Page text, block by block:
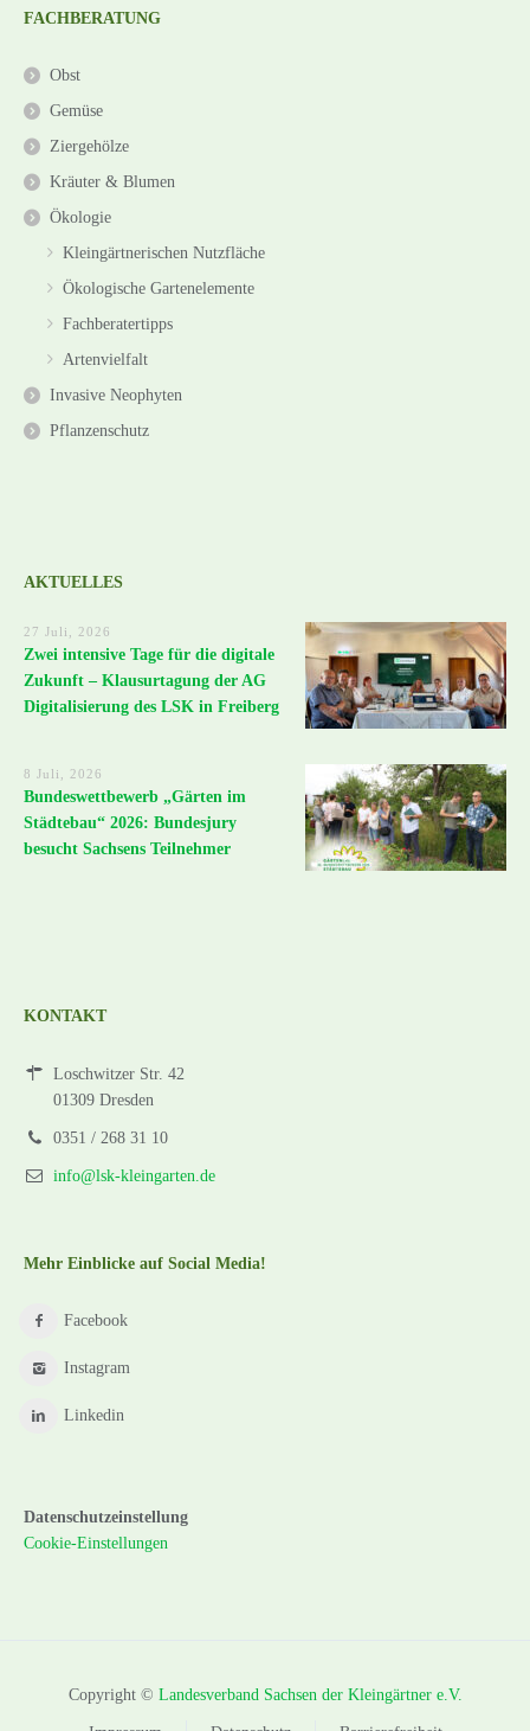
FACHBERATUNG
Obst
Gemüse
Ziergehölze
Kräuter & Blumen
Ökologie
Kleingärtnerischen Nutzfläche
Ökologische Gartenelemente
Fachberatertipps
Artenvielfalt
Invasive Neophyten
Pflanzenschutz
AKTUELLES
27 Juli, 2026
Zwei intensive Tage für die digitale
Zukunft – Klausurtagung der AG
Digitalisierung des LSK in Freiberg
8 Juli, 2026
Bundeswettbewerb „Gärten im
Städtebau“ 2026: Bundesjury
besucht Sachsens Teilnehmer
KONTAKT
Loschwitzer Str. 42
01309 Dresden
0351 / 268 31 10
info@lsk-kleingarten.de
Mehr Einblicke auf Social Media!
Facebook
Instagram
Linkedin
Datenschutzeinstellung
Cookie-Einstellungen
Copyright © Landesverband Sachsen der Kleingärtner e.V.